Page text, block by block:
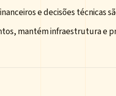
e decisões técnicas
mantém infraestrutura e